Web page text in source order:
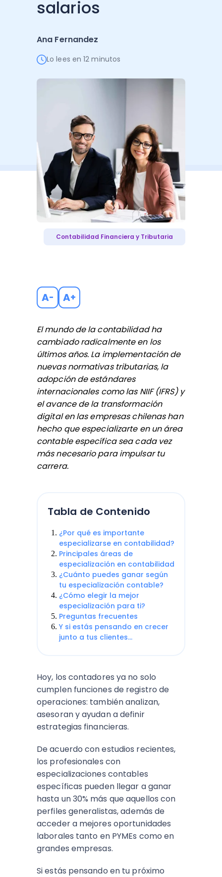
Administración Empresarial
Ver todo
Ver Todo
salarios
Ana Fernandez
Lo lees en 12 minutos
Contabilidad Financiera y Tributaria
A- A+
El mundo de la contabilidad ha
cambiado radicalmente en los
últimos años. La implementación de
nuevas normativas tributarias, la
adopción de estándares
internacionales como las NIIF (IFRS) y
el avance de la transformación
digital en las empresas chilenas han
hecho que especializarte en un área
contable específica sea cada vez
más necesario para impulsar tu
carrera.
Tabla de Contenido
¿Por qué es importante
especializarse en contabilidad?
Principales áreas de
especialización en contabilidad
¿Cuánto puedes ganar según
tu especialización contable?
¿Cómo elegir la mejor
especialización para ti?
Preguntas frecuentes
Y si estás pensando en crecer
junto a tus clientes…
Hoy, los contadores ya no solo
cumplen funciones de registro de
operaciones: también analizan,
asesoran y ayudan a definir
estrategias financieras.
De acuerdo con estudios recientes,
los profesionales con
especializaciones contables
específicas pueden llegar a ganar
hasta un 30% más que aquellos con
perfiles generalistas, además de
acceder a mejores oportunidades
laborales tanto en PYMEs como en
grandes empresas.
Si estás pensando en tu próximo